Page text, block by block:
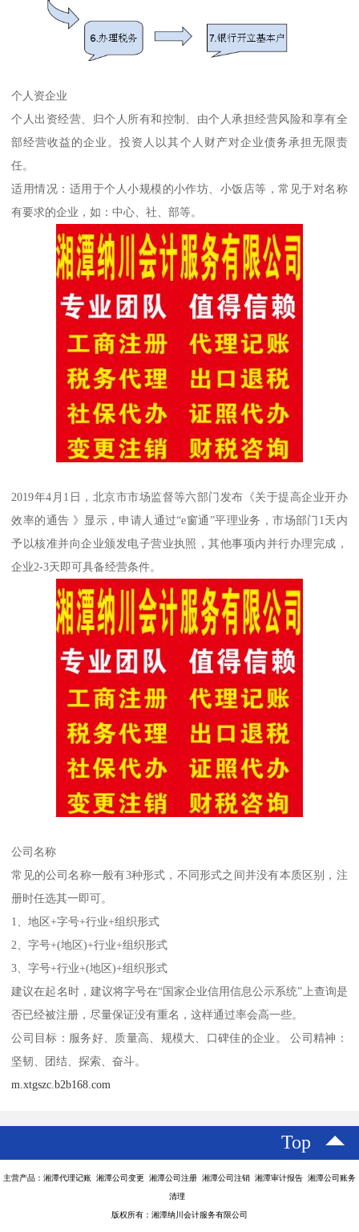
个人资企业
个人出资经营、归个人所有和控制、由个人承担经营风险和享有全
部经营收益的企业。投资人以其个人财产对企业债务承担无限责
任。
适用情况：适用于个人小规模的小作坊、小饭店等，常见于对名称
有要求的企业，如：中心、社、部等。
2019年4月1日，北京市市场监督等六部门发布《关于提高企业开办
效率的通告 》显示，申请人通过“e窗通”平理业务，市场部门1天内
予以核准并向企业颁发电子营业执照，其他事项内并行办理完成，
企业2-3天即可具备经营条件。
公司名称
常见的公司名称一般有3种形式，不同形式之间并没有本质区别，注
册时任选其一即可。
1、地区+字号+行业+组织形式
2、字号+(地区)+行业+组织形式
3、字号+行业+(地区)+组织形式
建议在起名时，建议将字号在“国家企业信用信息公示系统”上查询是
否已经被注册，尽量保证没有重名，这样通过率会高一些。
公司目标：服务好、质量高、规模大、口碑佳的企业。 公司精神：
坚韧、团结、探索、奋斗。
m.xtgszc.b2b168.com
Top
主营产品：湘潭代理记账 湘潭公司变更 湘潭公司注册 湘潭公司注销 湘潭审计报告 湘潭公司账务
清理
版权所有：湘潭纳川会计服务有限公司